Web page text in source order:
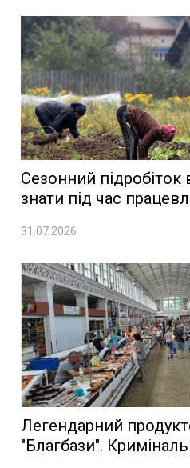
Сезонний
знати під час
31.07.2026
Легендарний
"Благбази".